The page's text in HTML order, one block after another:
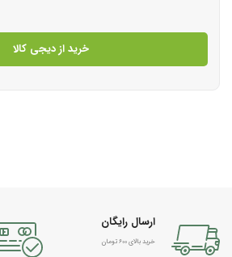
خرید از دیجی کالا
ارسال رایگان
خرید بالای 600 تومان